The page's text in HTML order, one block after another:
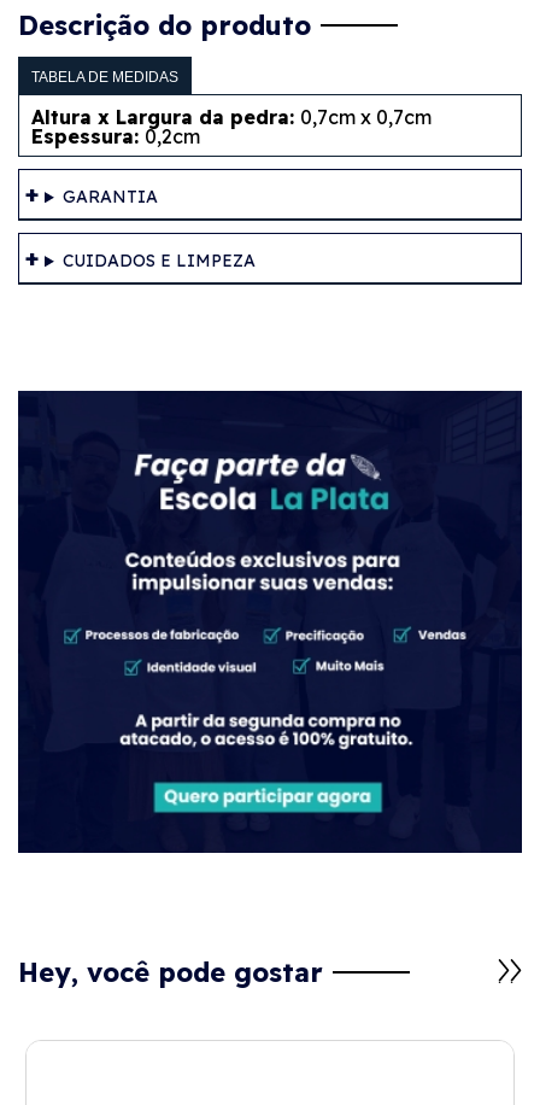
Descrição do produto
TABELA DE MEDIDAS
Altura x Largura da pedra: 0,7cm x 0,7cm
Espessura: 0,2cm
GARANTIA
CUIDADOS E LIMPEZA
Hey, você pode gostar